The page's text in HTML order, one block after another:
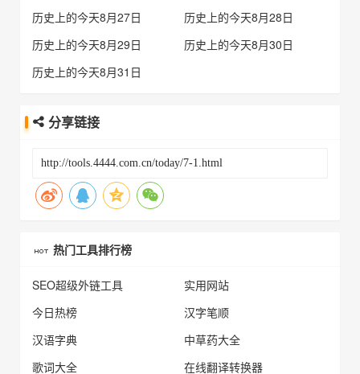
历史上的今天8月27日
历史上的今天8月28日
历史上的今天8月29日
历史上的今天8月30日
历史上的今天8月31日
分享链接
热门工具排行榜
SEO超级外链工具
实用网站
今日热榜
汉字笔顺
汉语字典
中草药大全
歌词大全
在线翻译转换器